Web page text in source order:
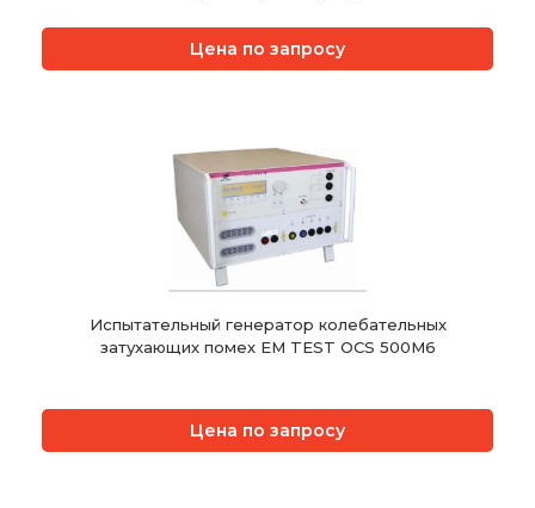
Цена по запросу
Испытательный генератор колебательных
затухающих помех EM TEST OCS 500M6
Цена по запросу